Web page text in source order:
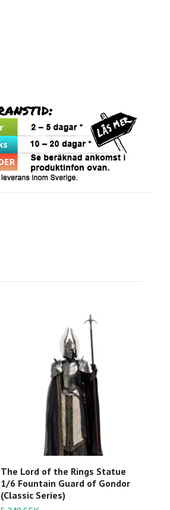
The Lord of the Rings Statue
1/6 Fountain Guard of Gondor
(Classic Series)